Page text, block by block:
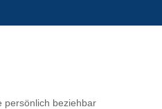
persönlich beziehbar